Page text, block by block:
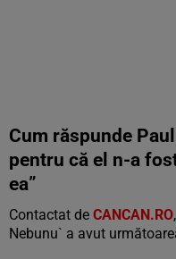
Cum răspunde
pentru că el n-a
ea”
Contactat de CANCAN.RO
Nebunu` a avut